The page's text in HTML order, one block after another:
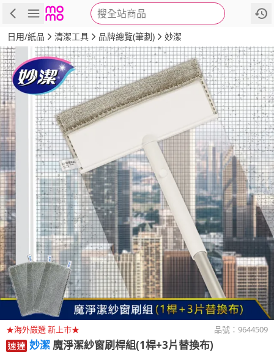
搜全站商品
商品 評價 詳情
日用/紙品 清潔工具 品牌總覽(筆劃) 妙潔
★海外嚴選 新上市★ 品號： 9644509
妙潔 魔淨潔紗窗刷桿組(1桿+3片替換布)